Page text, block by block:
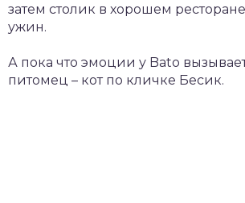
затем столик в хорошем
ужин.
А пока что эмоции у Bato
питомец – кот по кличке Бесик.